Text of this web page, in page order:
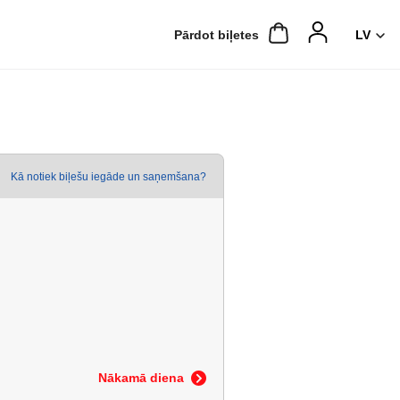
Pārdot biļetes
Kā notiek biļešu iegāde un saņemšana?
Nākamā diena